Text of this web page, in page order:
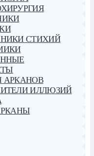
СТИХИЙ
АРКАНОВ
ИЛЛЮЗИЙ